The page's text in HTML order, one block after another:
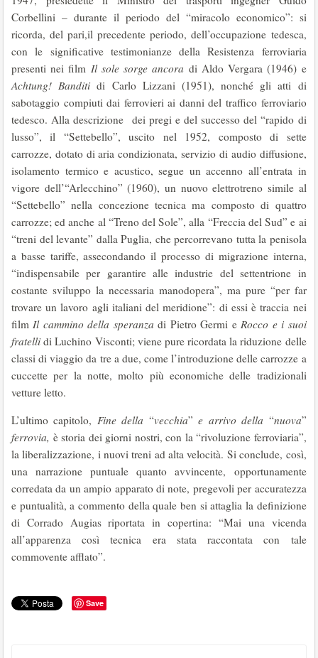
Corbellini – durante il periodo del “miracolo economico”: si
ricorda, del pari,il precedente periodo, dell’occupazione tedesca,
con le significative testimonianze della Resistenza ferroviaria
presenti nei film Il sole sorge ancora di Aldo Vergara (1946) e
Achtung! Banditidi Carlo Lizzani (1951), nonché gli atti di
sabotaggio compiuti dai ferrovieri ai danni del traffico ferroviario
tedesco. Alla descrizione dei pregi e del successo del “rapido di
lusso”, il “Settebello”, uscito nel 1952, composto di sette
carrozze, dotato di aria condizionata, servizio di audio diffusione,
isolamento termico e acustico, segue un accenno all’entrata in
vigore dell’“Arlecchino” (1960), un nuovo elettrotreno simile al
“Settebello” nella concezione tecnica ma composto di quattro
carrozze; ed anche al “Treno del Sole”, alla “Freccia del Sud” e ai
“treni del levante” dalla Puglia, che percorrevano tutta la penisola
a basse tariffe, assecondando il processo di migrazione interna,
“indispensabile per garantire alle industrie del settentrione in
costante sviluppo la necessaria manodopera”, ma pure “per far
trovare un lavoro agli italiani del meridione”: di essi è traccia nei
filmIl cammino della speranzadi Pietro Germi eRocco e i suoi
fratellidi Luchino Visconti; viene pure ricordata la riduzione delle
classi di viaggio da tre a due, come l’introduzione delle carrozze a
cuccette per la notte, molto più economiche delle tradizionali
vetture letto.
L’ultimo capitolo, Fine della “vecchia”e arrivo della “nuova”
ferrovia, è storia dei giorni nostri, con la “rivoluzione ferroviaria”,
la liberalizzazione, i nuovi treni ad alta velocità. Si conclude, così,
una narrazione puntuale quanto avvincente, opportunamente
corredata da un ampio apparato di note, pregevoli per accuratezza
e puntualità, a commento della quale ben si attaglia la definizione
di Corrado Augias riportata in copertina: “Mai una vicenda
all’apparenza così tecnica era stata raccontata con tale
commovente afflato”.
Save